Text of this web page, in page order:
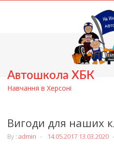
Автошкола ХБК
Навчання в Херсоні
Вигоди для наших
By : admin 14.05.2017 13.03.2020